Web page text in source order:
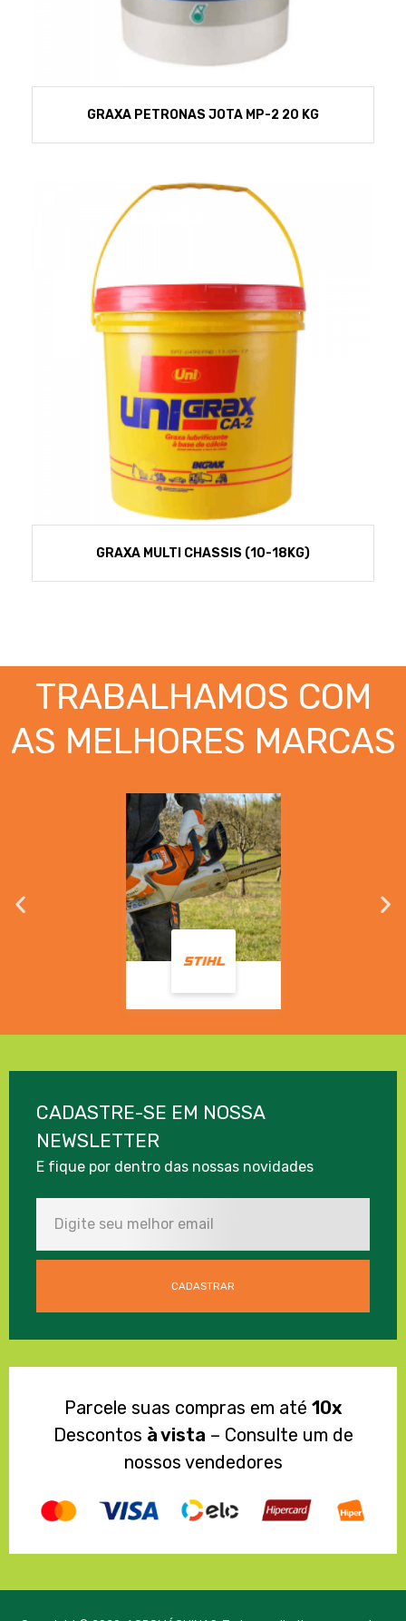
GRAXA PETRONAS JOTA MP-2 20 KG
GRAXA MULTI CHASSIS (10-18KG)
TRABALHAMOS COM
AS MELHORES MARCAS
CADASTRE-SE EM NOSSA
NEWSLETTER
E fique por dentro das nossas novidades
Parcele suas compras em até 10x
Descontos à vista – Consulte um de
nossos vendedores